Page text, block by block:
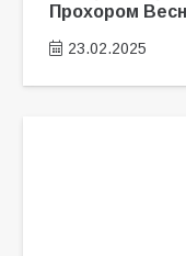
Прохором
23.02.2025